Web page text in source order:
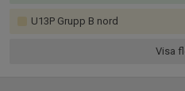
U13P Grupp B nord
Visa